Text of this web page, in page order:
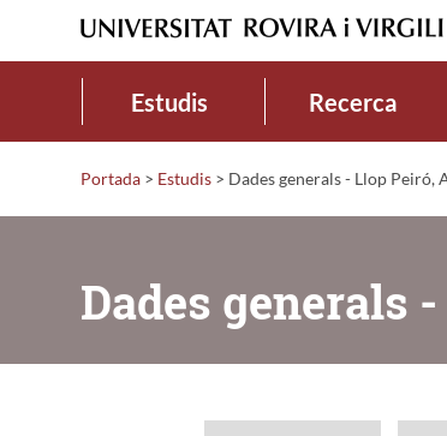
Estudis Recerca
Portada > Estudis > Dades generals - Llop Peiró,
Dades generals